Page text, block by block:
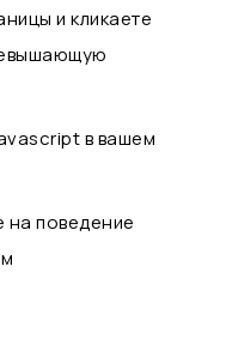
и кликаете
в вашем
поведение